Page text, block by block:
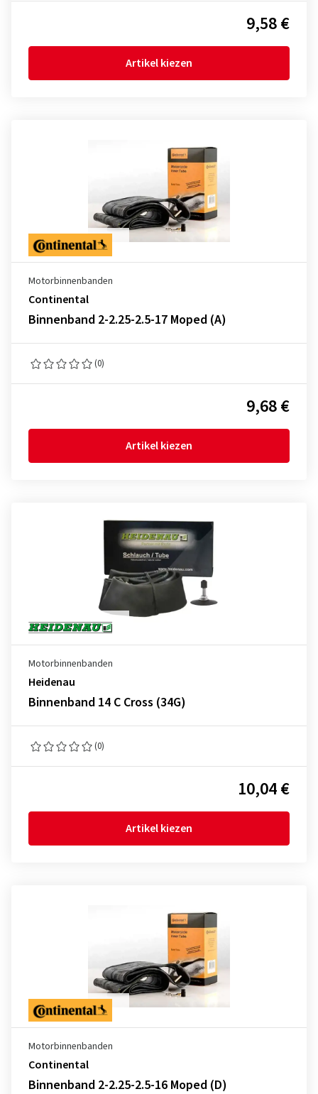
9,58 €
Artikel kiezen
Motorbinnenbanden
Continental
Binnenband 2-2.25-2.5-17 Moped (A)
(0)
9,68 €
Artikel kiezen
Motorbinnenbanden
Heidenau
Binnenband 14 C Cross (34G)
(0)
10,04 €
Artikel kiezen
Motorbinnenbanden
Continental
Binnenband 2-2.25-2.5-16 Moped (D)